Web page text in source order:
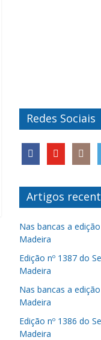
Redes Sociais
Artigos
Nas bancas a
Madeira
Edição nº 1387 do
Madeira
Nas bancas a
Madeira
Edição nº 1386 do
Madeira